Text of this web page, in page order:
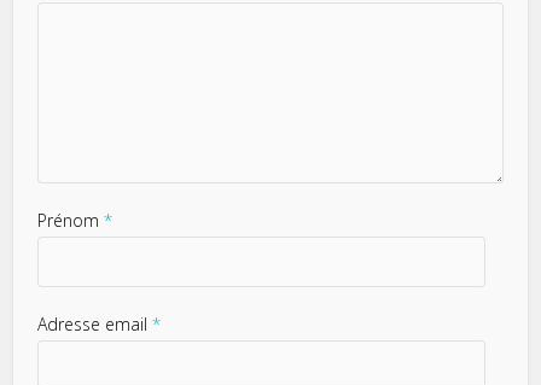
Prénom *
Adresse email *